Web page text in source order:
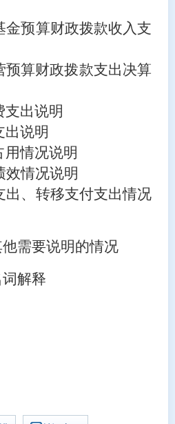
金预算财政拨款收入支
预算财政拨款支出决算
支出说明
出说明
情况说明
效情况说明
出、转移支付支出情况
需要说明的情况
解释